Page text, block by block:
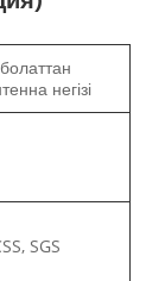
негізі
SGS